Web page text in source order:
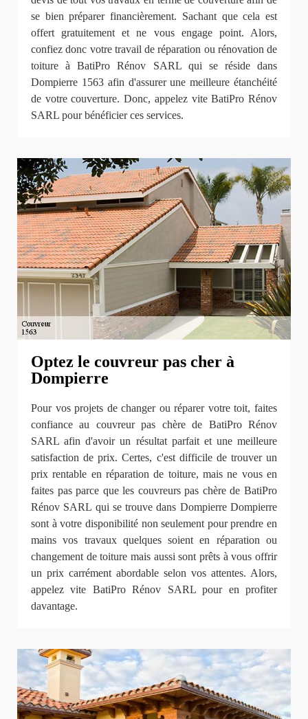
se bien préparer financièrement. Sachant que cela est
offert gratuitement et ne vous engage point. Alors,
confiez donc votre travail de réparation ou rénovation de
toiture à BatiPro Rénov SARL qui se réside dans
Dompierre 1563 afin d'assurer une meilleure étanchéité
de votre couverture. Donc, appelez vite BatiPro Rénov
SARL pour bénéficier ces services.
Optez le couvreur pas cher à
Dompierre
Pour vos projets de changer ou réparer votre toit, faites
confiance au couvreur pas chère de BatiPro Rénov
SARL afin d'avoir un résultat parfait et une meilleure
satisfaction de prix. Certes, c'est difficile de trouver un
prix rentable en réparation de toiture, mais ne vous en
faites pas parce que les couvreurs pas chère de BatiPro
Rénov SARL qui se trouve dans Dompierre Dompierre
sont à votre disponibilité non seulement pour prendre en
mains vos travaux quelques soient en réparation ou
changement de toiture mais aussi sont prêts à vous offrir
un prix carrément abordable selon vos attentes. Alors,
appelez vite BatiPro Rénov SARL pour en profiter
davantage.